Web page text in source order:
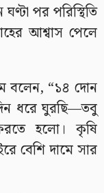
পর পরিস্থিতি
আশ্বাস পেলে
বলেন, “১৪ দোন
ধরে ঘুরছি—তবু
হলো। কৃষি
বেশি দামে সার